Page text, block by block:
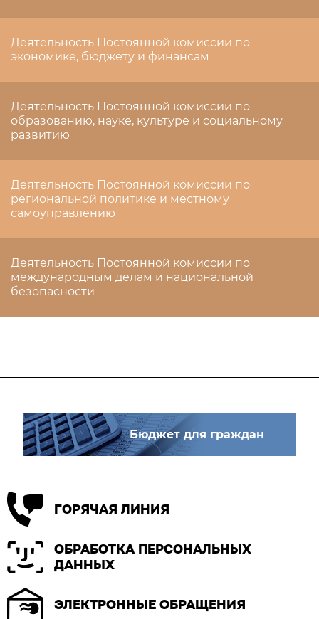
Деятельность Постоянной комиссии по
экономике, бюджету и финансам
Деятельность Постоянной комиссии по
образованию, науке, культуре и социальному
развитию
Деятельность Постоянной комиссии по
региональной политике и местному
самоуправлению
Деятельность Постоянной комиссии по
международным делам и национальной
безопасности
Бюджет для граждан
ГОРЯЧАЯ ЛИНИЯ
ОБРАБОТКА ПЕРСОНАЛЬНЫХ
ДАННЫХ
ЭЛЕКТРОННЫЕ ОБРАЩЕНИЯ